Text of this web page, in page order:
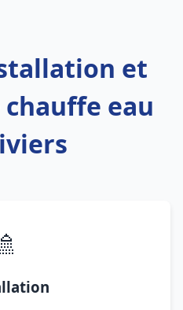
et
eau
🚿